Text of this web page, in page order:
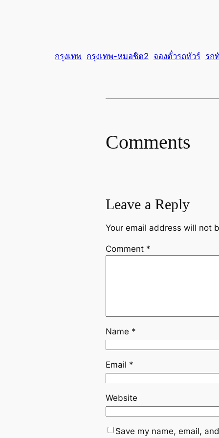
กรุงเทพ กรุงเทพ-หมอชิต2 จองตั๋วรถทัวร์ รถ
Comments
Leave a Reply
Your email address will not
Comment *
Name *
Email *
Website
Save my name, email,